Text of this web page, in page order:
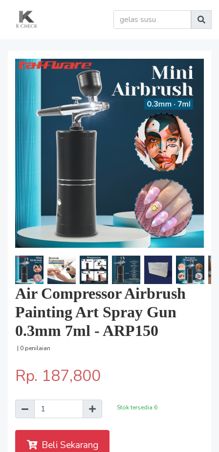
Air Compressor Airbrush
Painting Art Spray Gun
0.3mm 7ml - ARP150
| 0 penilaian
Rp. 187,800
Stok tersedia 6
Beli Sekarang